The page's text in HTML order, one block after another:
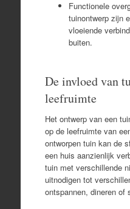
Functionele
tuinontwerp zijn
vloeiende
buiten.
De invloed van
leefruimte
Het ontwerp van een
op de leefruimte van
ontworpen tuin kan de
een huis aanzienlijk
tuin met verschillende
uitnodigen tot
ontspannen, dineren of